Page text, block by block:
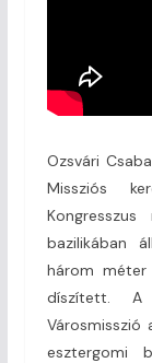
Ozsvári
Missziós
bazilikában
három
díszített. A
Városmisszió
esztergomi